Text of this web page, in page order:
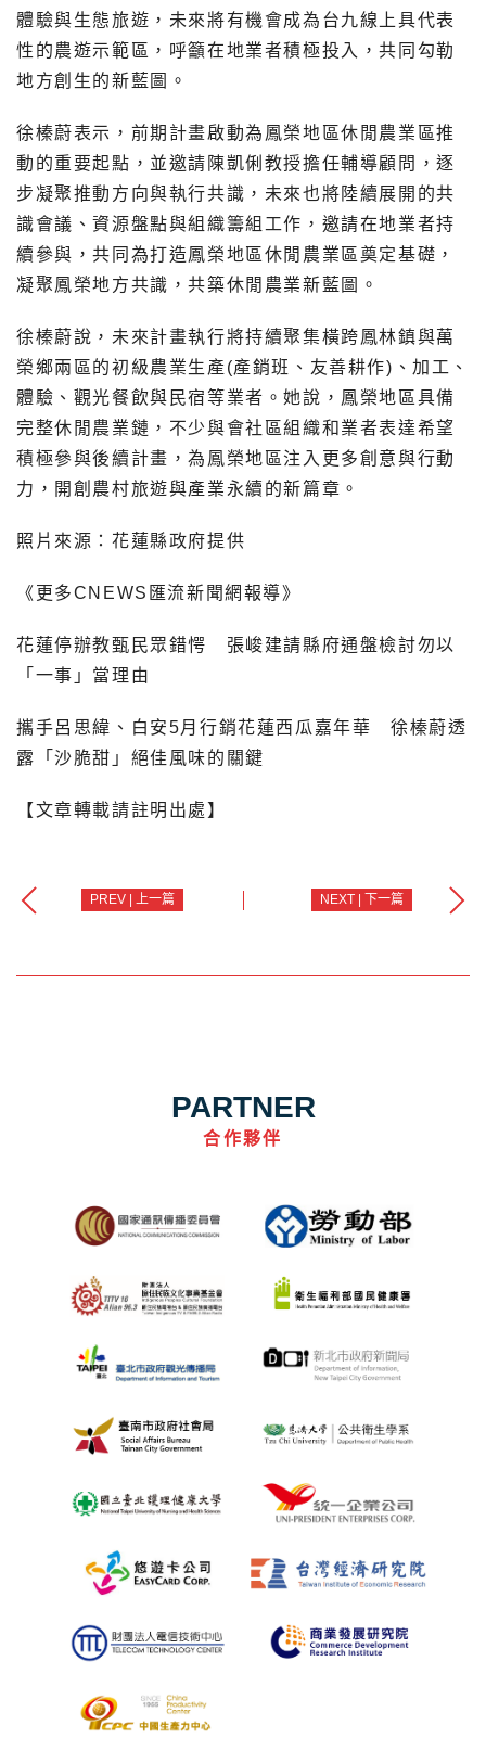
體驗與生態旅遊，未來將有機會成為台九線上具代表
性的農遊示範區，呼籲在地業者積極投入，共同勾勒
地方創生的新藍圖。
徐榛蔚表示，前期計畫啟動為鳳榮地區休閒農業區推
動的重要起點，並邀請陳凱俐教授擔任輔導顧問，逐
步凝聚推動方向與執行共識，未來也將陸續展開的共
識會議、資源盤點與組織籌組工作，邀請在地業者持
續參與，共同為打造鳳榮地區休閒農業區奠定基礎，
凝聚鳳榮地方共識，共築休閒農業新藍圖。
徐榛蔚說，未來計畫執行將持續聚集橫跨鳳林鎮與萬
榮鄉兩區的初級農業生產(產銷班、友善耕作)、加工、
體驗、觀光餐飲與民宿等業者。她說，鳳榮地區具備
完整休閒農業鏈，不少與會社區組織和業者表達希望
積極參與後續計畫，為鳳榮地區注入更多創意與行動
力，開創農村旅遊與產業永續的新篇章。
照片來源：花蓮縣政府提供
《更多CNEWS匯流新聞網報導》
花蓮停辦教甄民眾錯愕 張峻建請縣府通盤檢討勿以
「一事」當理由
攜手呂思緯、白安5月行銷花蓮西瓜嘉年華 徐榛蔚透
露「沙脆甜」絕佳風味的關鍵
【文章轉載請註明出處】
PREV | 上一篇 NEXT | 下一篇
PARTNER
合作夥伴